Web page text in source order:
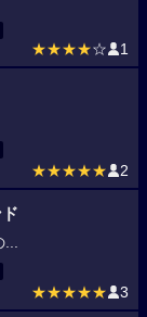
★★★★☆ 1
★★★★★ 2
...
★★★★★ 3